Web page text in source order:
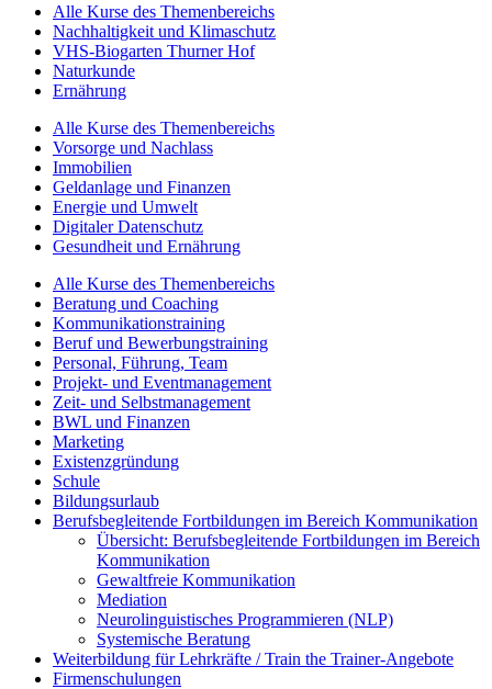
Alle Kurse des Themenbereichs
Nachhaltigkeit und Klimaschutz
VHS-Biogarten Thurner Hof
Naturkunde
Ernährung
Alle Kurse des Themenbereichs
Vorsorge und Nachlass
Immobilien
Geldanlage und Finanzen
Energie und Umwelt
Digitaler Datenschutz
Gesundheit und Ernährung
Alle Kurse des Themenbereichs
Beratung und Coaching
Kommunikationstraining
Beruf und Bewerbungstraining
Personal, Führung, Team
Projekt- und Eventmanagement
Zeit- und Selbstmanagement
BWL und Finanzen
Marketing
Existenzgründung
Schule
Bildungsurlaub
Berufsbegleitende Fortbildungen im Bereich Kommunikation
Übersicht: Berufsbegleitende Fortbildungen im Bereich
Kommunikation
Gewaltfreie Kommunikation
Mediation
Neurolinguistisches Programmieren (NLP)
Systemische Beratung
Weiterbildung für Lehrkräfte / Train the Trainer-Angebote
Firmenschulungen